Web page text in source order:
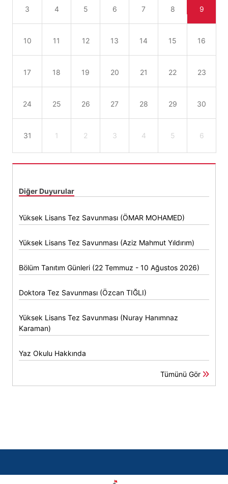
3 4 5 6 7 8 9
10 11 12 13 14 15 16
17 18 19 20 21 22 23
24 25 26 27 28 29 30
31 1 2 3 4 5 6
Diğer Duyurular
Yüksek Lisans Tez Savunması (ÖMAR MOHAMED)
Yüksek Lisans Tez Savunması (Aziz Mahmut Yıldırım)
Bölüm Tanıtım Günleri (22 Temmuz - 10 Ağustos 2026)
Doktora Tez Savunması (Özcan TIĞLI)
Yüksek Lisans Tez Savunması (Nuray Hanımnaz
Karaman)
Yaz Okulu Hakkında
Tümünü Gör